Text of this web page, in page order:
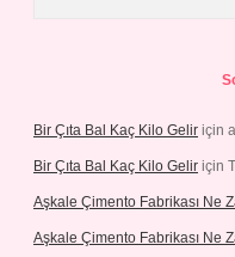
Bir Çıta Bal Kaç Kilo Gelir için
Bir Çıta Bal Kaç Kilo Gelir için
Aşkale Çimento Fabrikası Ne
Aşkale Çimento Fabrikası Ne